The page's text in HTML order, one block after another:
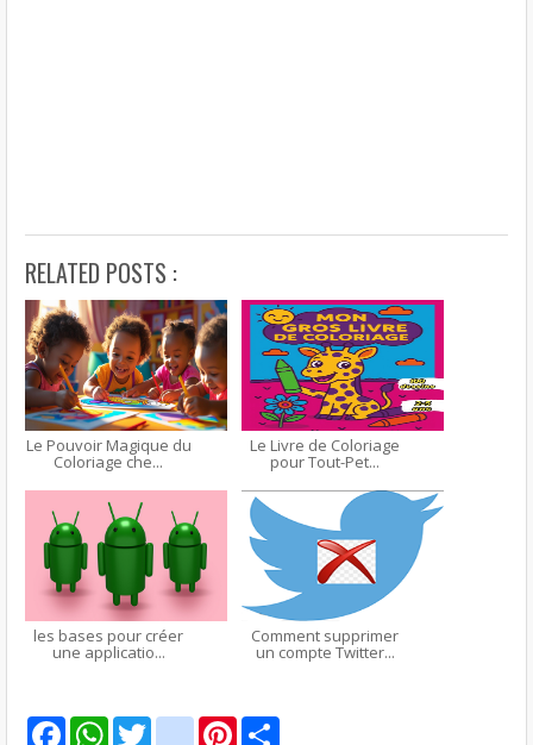
RELATED POSTS :
Le Pouvoir Magique du
Coloriage che...
Le Livre de Coloriage
pour Tout-Pet...
les bases pour créer
une applicatio...
Comment supprimer
un compte Twitter...
F W T g P